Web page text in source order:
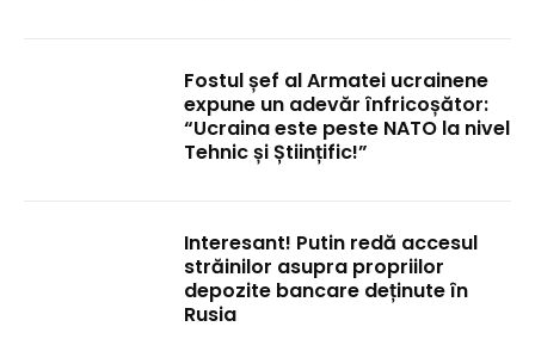
Fostul șef al Armatei ucrainene
expune un adevăr înfricoșător:
“Ucraina este peste NATO la nivel
Tehnic și Științific!”
Interesant! Putin redă accesul
străinilor asupra propriilor
depozite bancare deținute în
Rusia